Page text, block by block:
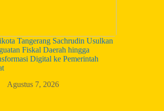
Tangerang Sachrudin Usulkan
Fiskal Daerah hingga
Digital ke Pemerintah
Agustus 7, 2026